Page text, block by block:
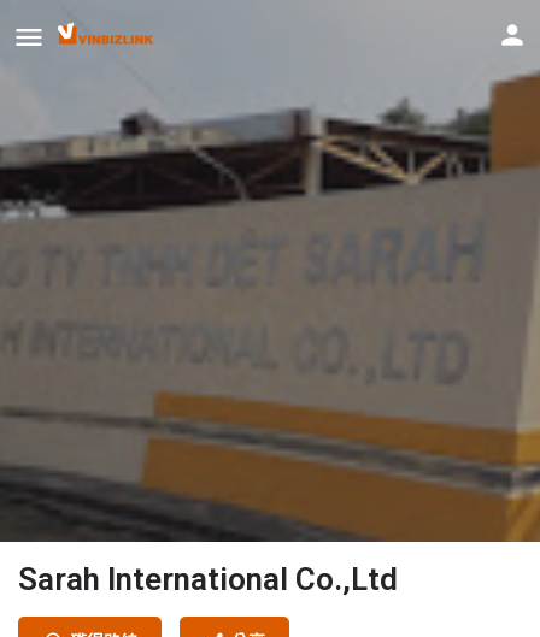
Sarah International Co.,Ltd